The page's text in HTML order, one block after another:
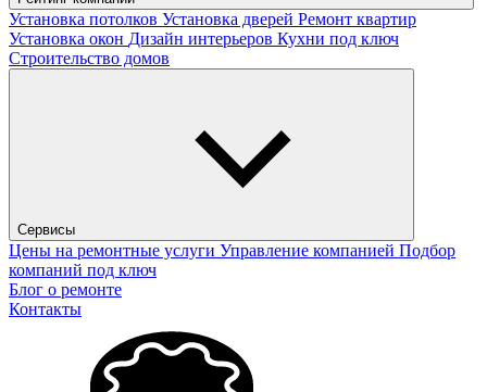
Установка потолков Установка дверей Ремонт квартир
Установка окон Дизайн интерьеров Кухни под ключ
Строительство домов
Сервисы
Цены на ремонтные услуги Управление компанией Подбор
компаний под ключ
Блог о ремонте
Контакты